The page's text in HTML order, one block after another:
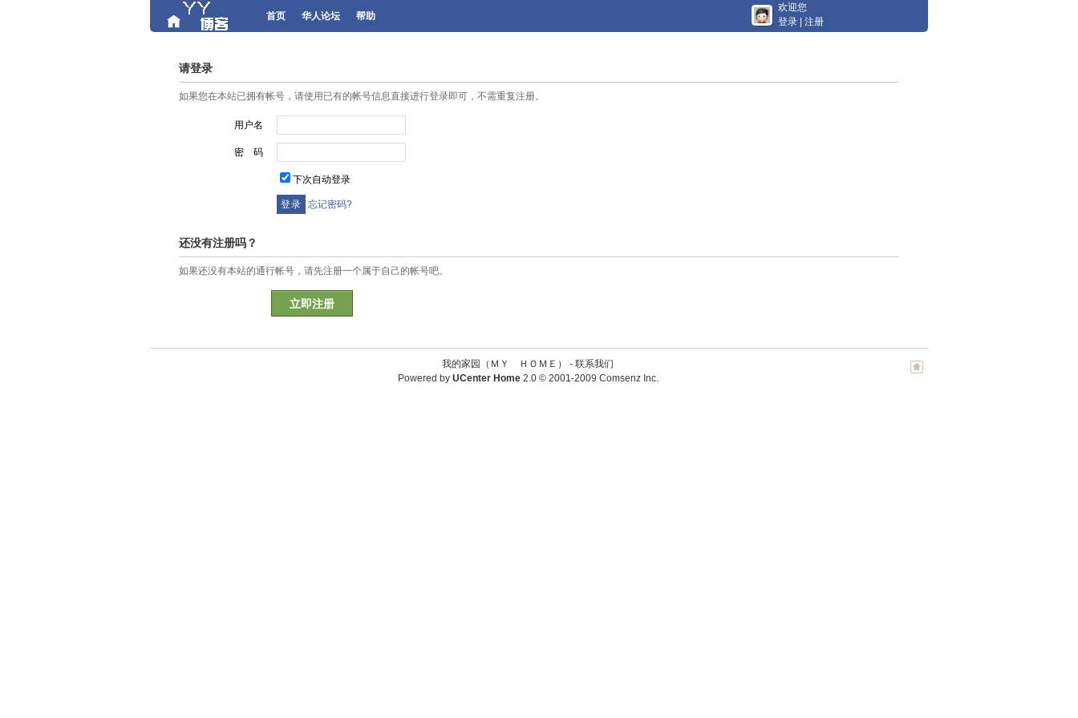
首页 华人论坛 帮助
欢迎您
登录
注册
请登录
如果您在本站已拥有帐号，请使用已有的帐号信息直接进行登录即可，不需重复注册。
用户名
密 码
下次自动登录
忘记密码?
还没有注册吗？
如果还没有本站的通行帐号，请先注册一个属于自己的帐号吧。
立即注册
我的家园（ＭＹ ＨＯＭＥ） - 联系我们
Powered by UCenter Home 2.0© 2001-2009 Comsenz Inc.